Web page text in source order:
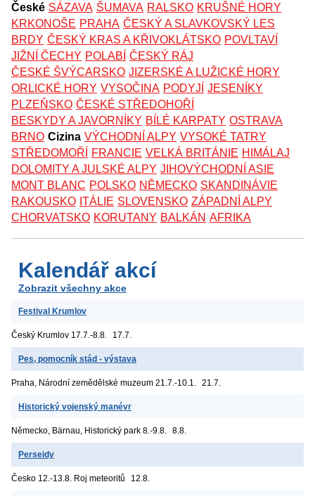
České SÁZAVA ŠUMAVA RALSKO KRUŠNÉ HORY
KRKONOŠE PRAHA ČESKÝ A SLAVKOVSKÝ LES
BRDY ČESKÝ KRAS A KŘIVOKLÁTSKO POVLTAVÍ
JIŽNÍ ČECHY POLABÍ ČESKÝ RÁJ
ČESKÉ ŠVÝCARSKO JIZERSKÉ A LUŽICKÉ HORY
ORLICKÉ HORY VYSOČINA PODYJÍ JESENÍKY
PLZEŇSKO ČESKÉ STŘEDOHOŘÍ
BESKYDY A JAVORNÍKY BÍLÉ KARPATY OSTRAVA
BRNO Cizina VÝCHODNÍ ALPY VYSOKÉ TATRY
STŘEDOMOŘÍ
FRANCIE VELKÁ BRITÁNIE HIMÁLAJ
DOLOMITY A JULSKÉ ALPY JIHOVÝCHODNÍ ASIE
MONT BLANC POLSKO NĚMECKO SKANDINÁVIE
RAKOUSKO ITÁLIE SLOVENSKO ZÁPADNÍ ALPY
CHORVATSKO KORUTANY BALKÁN AFRIKA
Kalendář akcí
Zobrazit všechny akce
Festival Krumlov
Český Krumlov 17.7.-8.8. 17.7.
Pes, pomocník stád - výstava
Praha, Národní zemědělské muzeum 21.7.-10.1. 21.7.
Historický vojenský manévr
Německo, Bärnau, Historický park 8.-9.8. 8.8.
Perseidy
Česko 12.-13.8. Roj meteoritů 12.8.